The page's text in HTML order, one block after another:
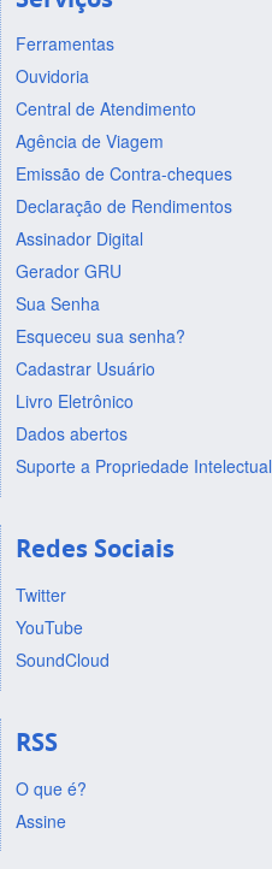
Ferramentas
Ouvidoria
Central de Atendimento
Agência de Viagem
Emissão de Contra-cheques
Declaração de Rendimentos
Assinador Digital
Gerador GRU
Sua Senha
Esqueceu sua senha?
Cadastrar Usuário
Livro Eletrônico
Dados abertos
Suporte a Propriedade Intelectual
Redes Sociais
Twitter
YouTube
SoundCloud
RSS
O que é?
Assine